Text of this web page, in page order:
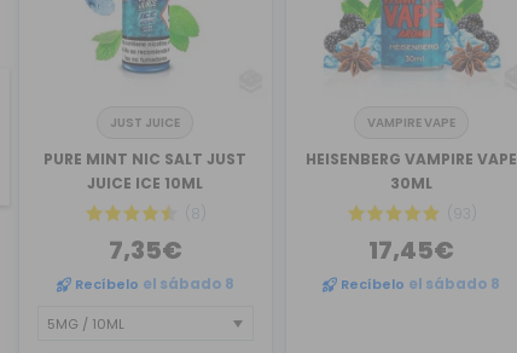
JUST JUICE
PURE MINT NIC SALT JUST
JUICE ICE 10ML
(8)
7,35€
Recíbelo el sábado 8
VAMPIRE VAPE
HEISENBERG VAMPIRE VAPE
30ML
(93)
17,45€
Recíbelo el sábado 8